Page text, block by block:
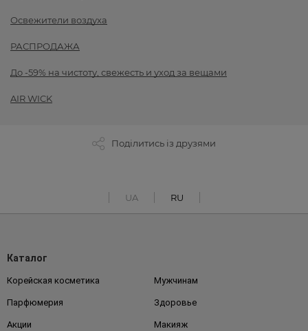
Освежители воздуха
РАСПРОДАЖА
До -59% на чистоту, свежесть и уход за вещами
AIR WICK
Поділитись із друзями
UA RU
Каталог
Корейская косметика Мужчинам
Парфюмерия Здоровье
Акции Макияж